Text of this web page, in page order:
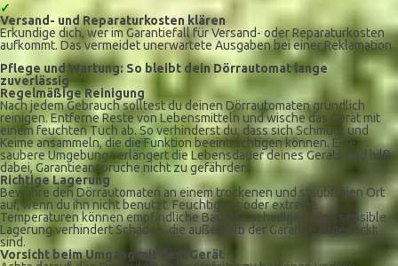
✓
Versand- und Reparaturkosten klären
Erkundige dich, wer im Garantiefall für Versand- oder Reparaturkosten
aufkommt. Das vermeidet unerwartete Ausgaben bei einer Reklamation.
Pflege und Wartung: So bleibt dein Dörrautomat lange
zuverlässig
Regelmäßige Reinigung
Nach jedem Gebrauch solltest du deinen Dörrautomaten gründlich
reinigen. Entferne Reste von Lebensmitteln und wische das Gerät mit
einem feuchten Tuch ab. So verhinderst du, dass sich Schmutz und
Keime ansammeln, die die Funktion beeinträchtigen können. Eine
saubere Umgebung verlängert die Lebensdauer deines Geräts und hilft
dabei, Garantieansprüche nicht zu gefährden.
Richtige Lagerung
Bewahre den Dörrautomaten an einem trockenen und staubfreien Ort
auf, wenn du ihn nicht benutzt. Feuchtigkeit oder extreme
Temperaturen können empfindliche Bauteile schädigen. Eine sensible
Lagerung verhindert Schäden, die außerhalb der Garantie abgedeckt
sind.
Vorsicht beim Umgang mit dem Gerät